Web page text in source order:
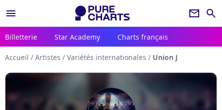
menu newsletter search
Billetterie Star Academy Charts français
Accueil / Artistes / Variétés internationales / Union J